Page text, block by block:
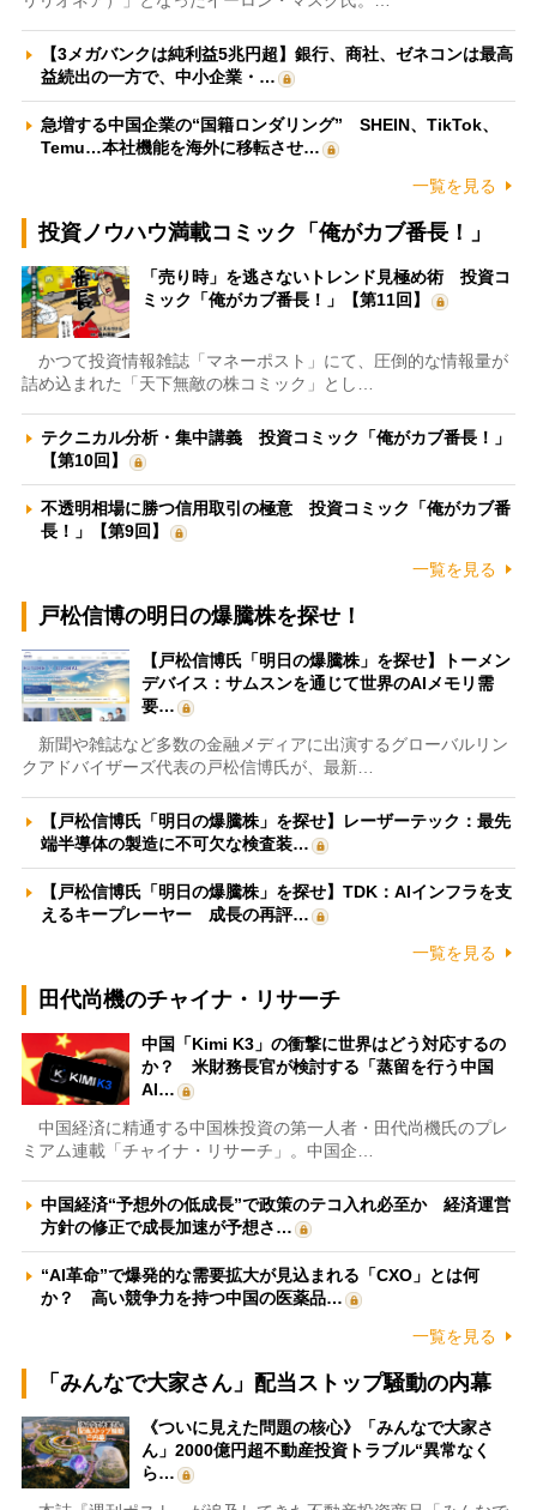
【3メガバンクは純利益5兆円超】銀行、商社、ゼネコンは最高
益続出の一方で、中小企業・…
急増する中国企業の“国籍ロンダリング” SHEIN、TikTok、
Temu…本社機能を海外に移転させ…
一覧を見る
投資ノウハウ満載コミック「俺がカブ番長！」
「売り時」を逃さないトレンド見極め術 投資コ
ミック「俺がカブ番長！」【第11回】
かつて投資情報雑誌「マネーポスト」にて、圧倒的な情報量が
詰め込まれた「天下無敵の株コミック」とし…
テクニカル分析・集中講義 投資コミック「俺がカブ番長！」
【第10回】
不透明相場に勝つ信用取引の極意 投資コミック「俺がカブ番
長！」【第9回】
一覧を見る
戸松信博の明日の爆騰株を探せ！
【戸松信博氏「明日の爆騰株」を探せ】トーメン
デバイス：サムスンを通じて世界のAIメモリ需
要…
新聞や雑誌など多数の金融メディアに出演するグローバルリン
クアドバイザーズ代表の戸松信博氏が、最新…
【戸松信博氏「明日の爆騰株」を探せ】レーザーテック：最先
端半導体の製造に不可欠な検査装…
【戸松信博氏「明日の爆騰株」を探せ】TDK：AIインフラを支
えるキープレーヤー 成長の再評…
一覧を見る
田代尚機のチャイナ・リサーチ
中国「Kimi K3」の衝撃に世界はどう対応するの
か？ 米財務長官が検討する「蒸留を行う中国
AI…
中国経済に精通する中国株投資の第一人者・田代尚機氏のプレ
ミアム連載「チャイナ・リサーチ」。中国企…
中国経済“予想外の低成長”で政策のテコ入れ必至か 経済運営
方針の修正で成長加速が予想さ…
“AI革命”で爆発的な需要拡大が見込まれる「CXO」とは何
か？ 高い競争力を持つ中国の医薬品…
一覧を見る
「みんなで大家さん」配当ストップ騒動の内幕
《ついに見えた問題の核心》「みんなで大家さ
ん」2000億円超不動産投資トラブル“異常なく
ら…